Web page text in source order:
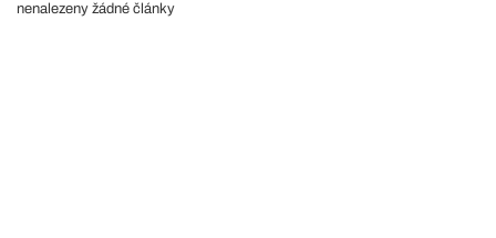
nenalezeny žádné články